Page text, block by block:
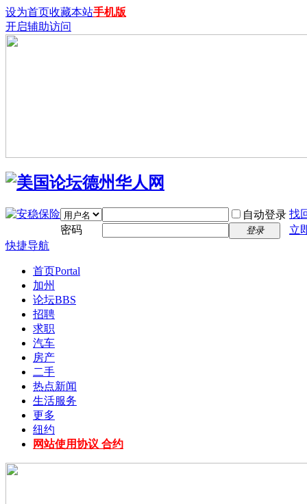
设为首页收藏本站手机版
开启辅助访问
自动登录 找
密码
登录
立
快捷导航
首页Portal
加州
论坛BBS
招聘
求职
汽车
房产
二手
热点新闻
生活服务
更多
纽约
网站使用协议 合约